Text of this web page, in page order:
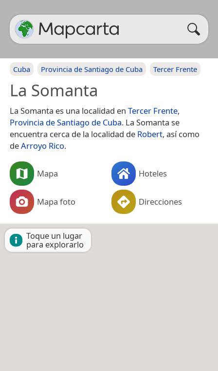
Cuba Provincia de Santiago de Cuba Tercer Frente
La Somanta
La Somanta es una localidad en Tercer Frente,
Provincia de Santiago de Cuba. La Somanta se
encuentra cerca de la localidad de Robert, así como
deArroyo Rico.
Mapa Hoteles
Mapa foto Direcciones
Toque un lugar
para explorarlo